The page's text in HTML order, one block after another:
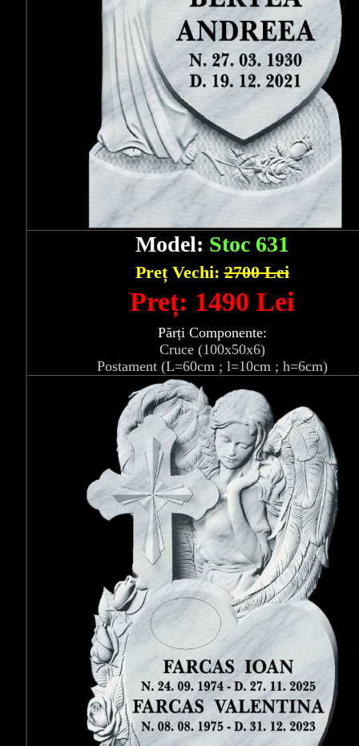
Model: Stoc 631
Preț Vechi:2700 Lei
Preț: 1490 Lei
Părți Componente:
Cruce (100x50x6)
Postament (L=60cm ; l=10cm ; h=6cm)